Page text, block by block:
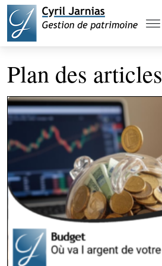
Plan des articles